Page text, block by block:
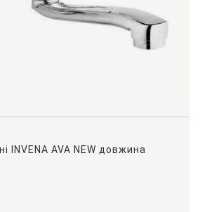
INVENA AVA NEW довжина